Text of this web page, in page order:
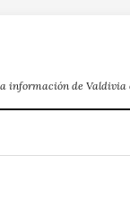
información de Valdivia